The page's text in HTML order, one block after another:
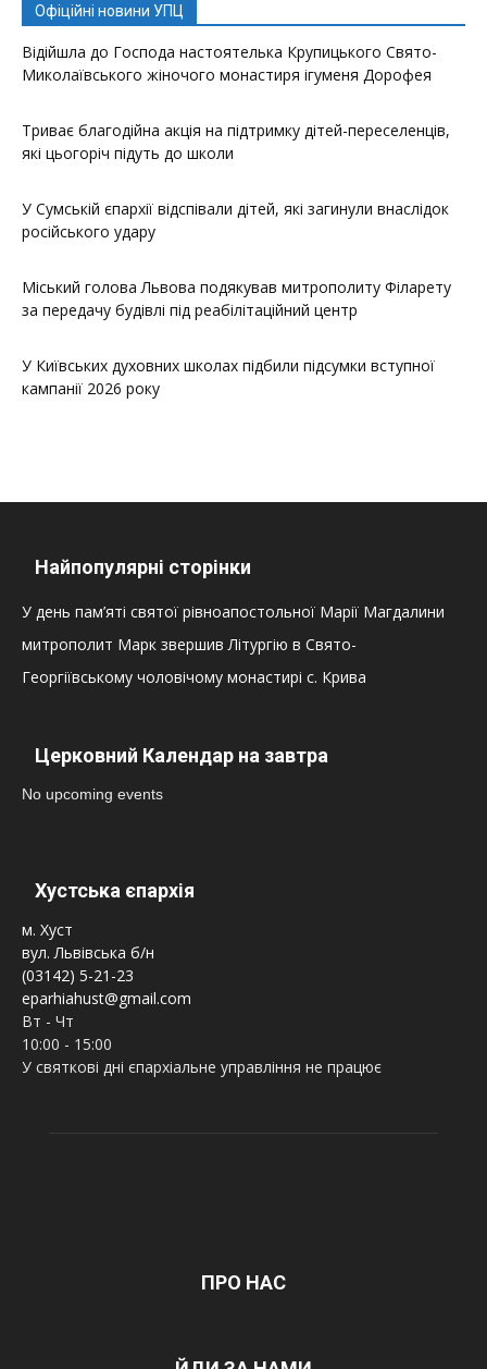
Офіційні новини УПЦ
Відійшла до Господа настоятелька Крупицького Свято-
Миколаївського жіночого монастиря ігуменя Дорофея
Триває благодійна акція на підтримку дітей-переселенців,
які цьогоріч підуть до школи
У Сумській єпархії відспівали дітей, які загинули внаслідок
російського удару
Міський голова Львова подякував митрополиту Філарету
за передачу будівлі під реабілітаційний центр
У Київських духовних школах підбили підсумки вступної
кампанії 2026 року
Найпопулярні сторінки
У день пам’яті святої рівноапостольної Марії Магдалини
митрополит Марк звершив Літургію в Свято-
Георгіївському чоловічому монастирі с. Крива
Церковний Календар на завтра
No upcoming events
Хустська єпархія
м. Хуст
вул. Львівська б/н
(03142) 5-21-23
eparhiahust@gmail.com
Вт - Чт
10:00 - 15:00
У святкові дні єпархіальне управління не працює
ПРО НАС